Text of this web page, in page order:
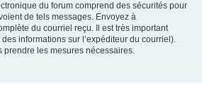
du forum comprend des sécurités pour
de tels messages. Envoyez à
du courriel reçu. Il est très important
des informations sur l’expéditeur du courriel).
prendre les mesures nécessaires.